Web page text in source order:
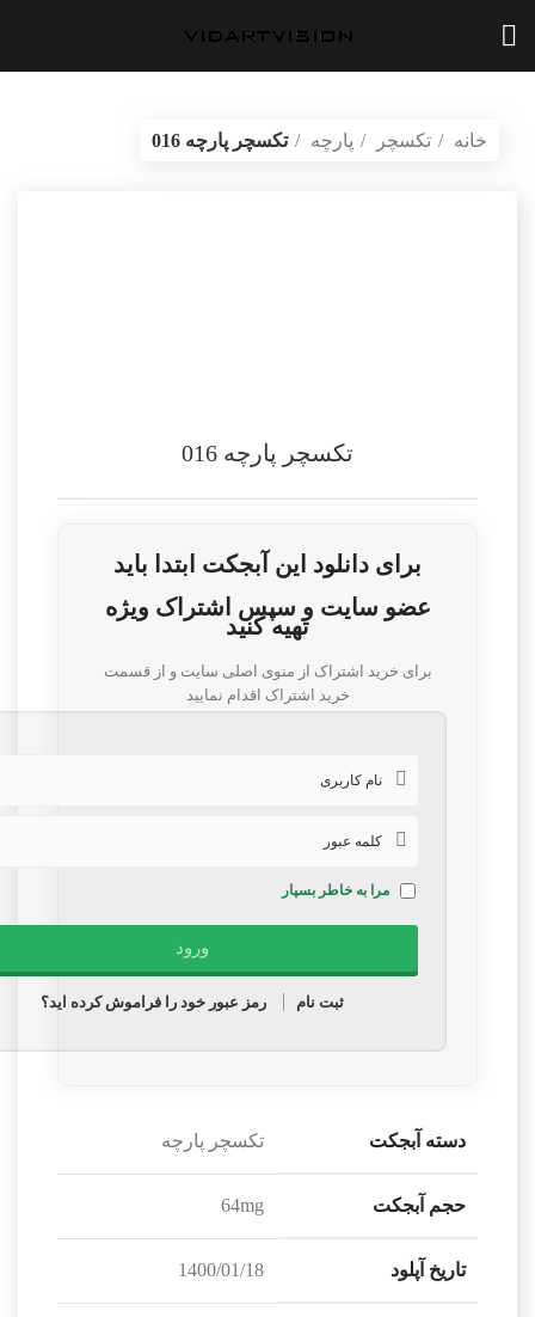
خانه تکسچر پارچه
تکسچر پارچه 016
تکسچر پارچه 016
برای دانلود این آبجکت ابتدا باید
عضو سایت و سپس اشتراک ویژه
تهیه کنید
برای خرید اشتراک از منوی اصلی سایت و از قسمت
خرید اشتراک اقدام نمایید
مرا به خاطر بسپار
ثبت نام رمز عبور خود را فراموش کرده اید؟
دسته آبجکت تکسچر پارچه
حجم آبجکت 64mg
تاریخ آپلود 1400/01/18